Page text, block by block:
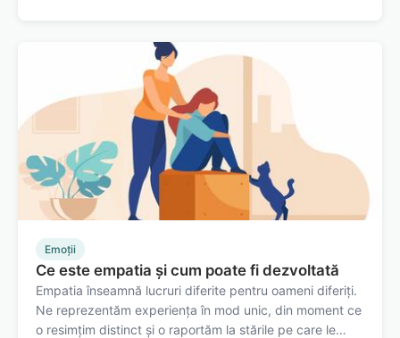
Emoții
Ce este empatia și cum poate fi dezvoltată
Empatia înseamnă lucruri diferite pentru oameni diferiți.
Ne reprezentăm experiența în mod unic, din moment ce
o resimțim distinct și o raportăm la stările pe care le